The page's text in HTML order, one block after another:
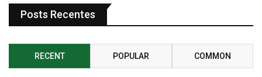
Posts Recentes
RECENT POPULAR COMMON